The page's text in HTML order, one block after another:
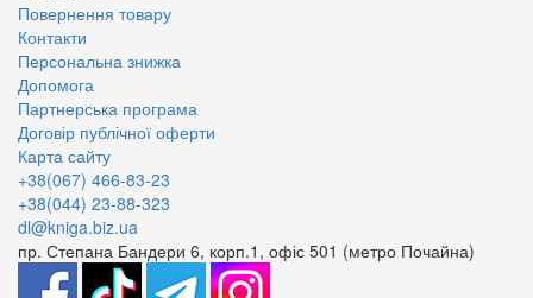
Повернення товару
Контакти
Персональна знижка
Допомога
Партнерська програма
Договір публічної оферти
Карта сайту
+38(067) 466-83-23
+38(044) 23-88-323
dl@kniga.biz.ua
пр. Степана Бандери 6, корп.1, офіс 501 (метро Почайна)